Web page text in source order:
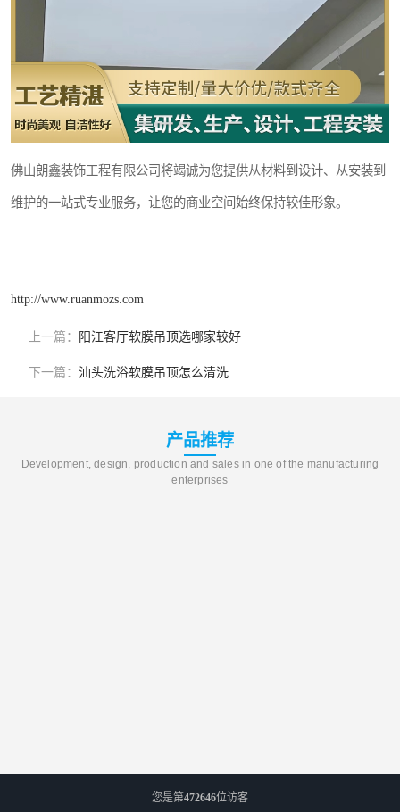
佛山朗鑫装饰工程有限公司将竭诚为您提供从材料到设计、从安装到
维护的一站式专业服务，让您的商业空间始终保持较佳形象。
http://www.ruanmozs.com
上一篇： 阳江客厅软膜吊顶选哪家较好
下一篇： 汕头洗浴软膜吊顶怎么清洗
产品推荐
Development, design, production and sales in one of the manufacturing
enterprises
您是第472646位访客